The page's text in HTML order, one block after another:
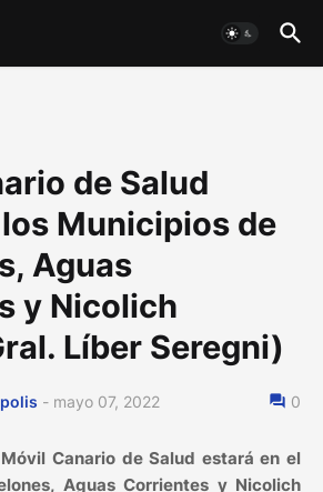
de Salud
Municipios de
Aguas
y Nicolich
Líber Seregni)
- mayo 07, 2022 0
Canario de Salud estará en el
Aguas Corrientes y Nicolich